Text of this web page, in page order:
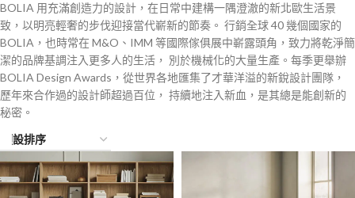
BOLIA 用充滿創造力的設計，在日常中建構一隅澄澈的新北歐生活景
致，以明亮輕奢的步伐迎接當代嶄新的節奏。 行銷全球 40 幾個國家的
BOLIA，也時常在 M&O、IMM 等國際傢俱展中嶄露頭角，致力將乾淨簡
潔的品牌基調注入更多人的生活， 別於機械化的大量生產。每季更舉辦
BOLIA Design Awards，從世界各地匯集了才華洋溢的新銳設計團隊，
歷年來合作過的設計師超過百位， 持續地注入新血，是其總是能創新的
秘密。